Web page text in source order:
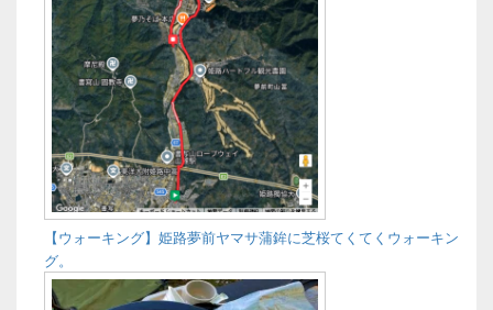
【ウォーキング】姫路夢前ヤマサ蒲鉾に芝桜てくてくウォーキン
グ。